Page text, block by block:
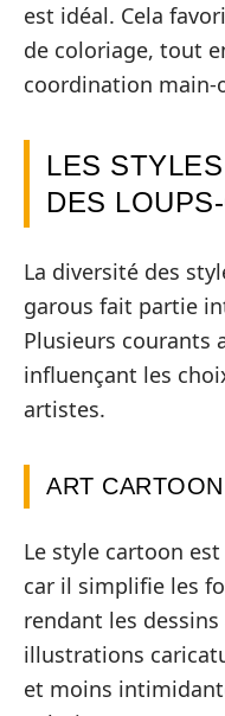
est idéal. Cela
de coloriage, tout
coordination
LES
DES
La diversité des
garous fait partie
Plusieurs courants
influençant les
artistes.
ART
Le style cartoon
car il simplifie les
rendant les dessins
illustrations
et moins